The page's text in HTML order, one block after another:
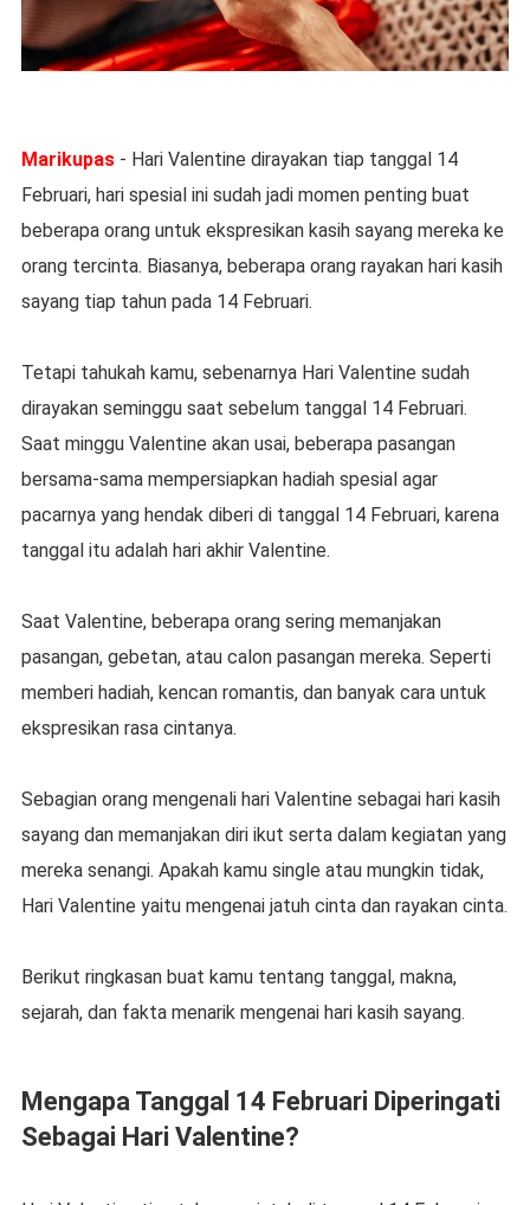
Marikupas- Hari Valentine dirayakan tiap tanggal 14
Februari, hari spesial ini sudah jadi momen penting buat
beberapa orang untuk ekspresikan kasih sayang mereka ke
orang tercinta. Biasanya, beberapa orang rayakan hari kasih
sayang tiap tahun pada 14 Februari.
Tetapi tahukah kamu, sebenarnya Hari Valentine sudah
dirayakan seminggu saat sebelum tanggal 14 Februari.
Saat minggu Valentine akan usai, beberapa pasangan
bersama-sama mempersiapkan hadiah spesial agar
pacarnya yang hendak diberi di tanggal 14 Februari, karena
tanggal itu adalah hari akhir Valentine.
Saat Valentine, beberapa orang sering memanjakan
pasangan, gebetan, atau calon pasangan mereka. Seperti
memberi hadiah, kencan romantis, dan banyak cara untuk
ekspresikan rasa cintanya.
Sebagian orang mengenali hari Valentine sebagai hari kasih
sayang dan memanjakan diri ikut serta dalam kegiatan yang
mereka senangi. Apakah kamu single atau mungkin tidak,
Hari Valentine yaitu mengenai jatuh cinta dan rayakan cinta.
Berikut ringkasan buat kamu tentang tanggal, makna,
sejarah, dan fakta menarik mengenai hari kasih sayang.
Mengapa Tanggal 14 Februari Diperingati
Sebagai Hari Valentine?